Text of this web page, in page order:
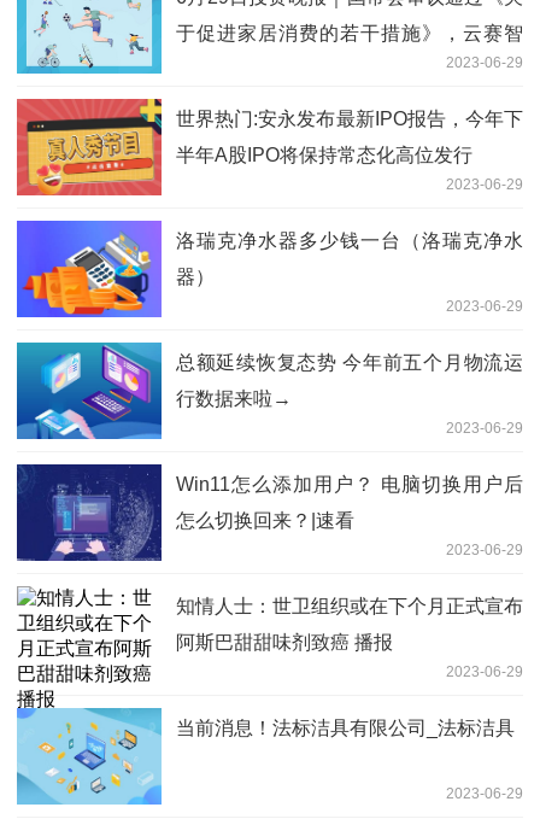
于促进家居消费的若干措施》，云赛智
联：拟出资2.2亿元与实控人等共同建立
算力设施公司，华联股份：拟6000万元
出售美好生活30%股权|环球快播报
2023-06-29
世界热门:安永发布最新IPO报告，今年下
半年A股IPO将保持常态化高位发行
2023-06-29
洛瑞克净水器多少钱一台（洛瑞克净水
器）
2023-06-29
总额延续恢复态势 今年前五个月物流运
行数据来啦→
2023-06-29
Win11怎么添加用户？ 电脑切换用户后
怎么切换回来？|速看
2023-06-29
知情人士：世卫组织或在下个月正式宣布
阿斯巴甜甜味剂致癌 播报
2023-06-29
当前消息！法标洁具有限公司_法标洁具
2023-06-29